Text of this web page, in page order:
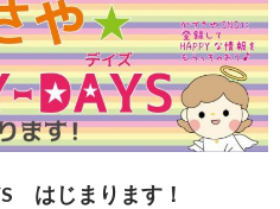
はじまります！